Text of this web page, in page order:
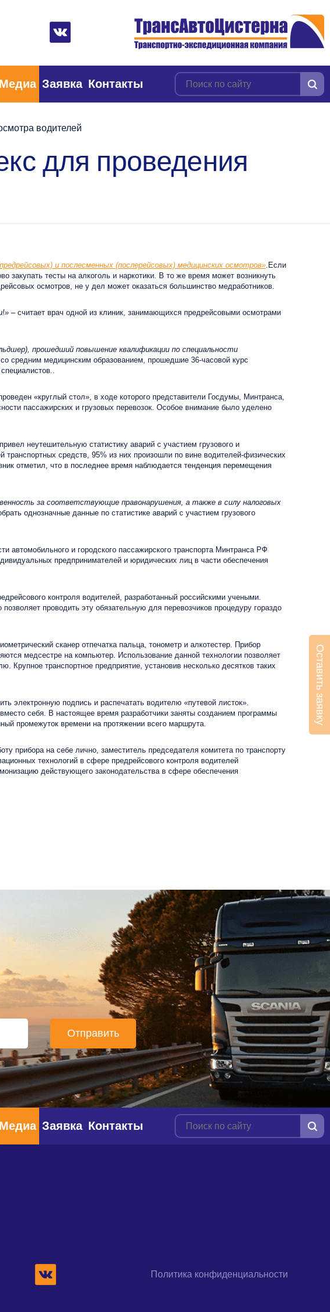
Медиа Заявка Контакты
водителей
для проведения
и послесменных (послерейсовых) медицинских осмотров».Если
закупать тесты на алкоголь и наркотики. В то же время может возникнуть
осмотров, не у дел может оказаться большинство медработников.
– считает врач одной из клиник, занимающихся предрейсовыми осмотрами
прошедший повышение квалификации по специальности
средним медицинским образованием, прошедшие 36-часовой курс
.
«круглый стол», в ходе которого представители Госдумы, Минтранса,
пассажирских и грузовых перевозок. Особое внимание было уделено
привел неутешительную статистику аварий с участием грузового и
средств, 95% из них произошли по вине водителей-физических
отметил, что в последнее время наблюдается тенденция перемещения
за соответствующие правонарушения, а также в силу налоговых
однозначные данные по статистике аварий с участием грузового
автомобильного и городского пассажирского транспорта Минтранса РФ
предпринимателей и юридических лиц в части обеспечения
контроля водителей, разработанный российскими учеными.
позволяет проводить эту обязательную для перевозчиков процедуру гораздо
сканер отпечатка пальца, тонометр и алкотестер. Прибор
медсестре на компьютер. Использование данной технологии позволяет
Крупное транспортное предприятие, установив несколько десятков таких
электронную подпись и распечатать водителю «путевой листок».
себя. В настоящее время разработчики заняты созданием программы
промежуток времени на протяжении всего маршрута.
прибора на себе лично, заместитель председателя комитета по транспорту
технологий в сфере предрейсового контроля водителей
действующего законодательства в сфере обеспечения
Медиа Заявка Контакты
Политика конфиденциальности
Оставить заявку